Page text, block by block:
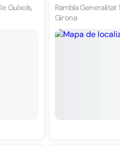
Guíxols,
Rambla Generalitat
Girona